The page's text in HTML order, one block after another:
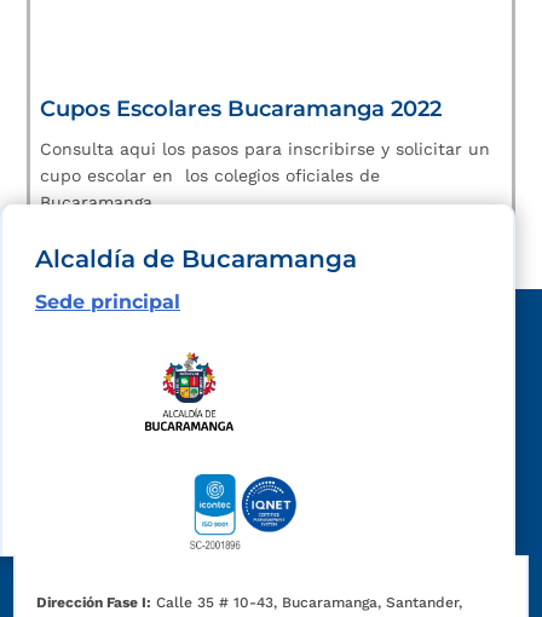
Cupos Escolares Bucaramanga 2022
Consulta aqui los pasos para inscribirse y solicitar un
cupo escolar en los colegios oficiales de
Bucaramanga.
Alcaldía de Bucaramanga
Sede principal
Dirección Fase I: Calle 35 # 10-43, Bucaramanga, Santander,